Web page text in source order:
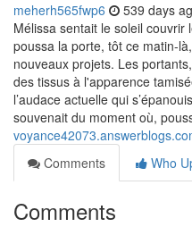
meherh565fwp6 539 days
Mélissa sentait le soleil couvrir
poussa la porte, tôt ce matin-
nouveaux projets. Les
des tissus à l'apparence
l’audace actuelle qui
souvenait du moment où,
Comments
Who
Comments